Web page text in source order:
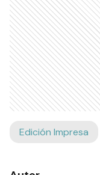
Edición Impresa